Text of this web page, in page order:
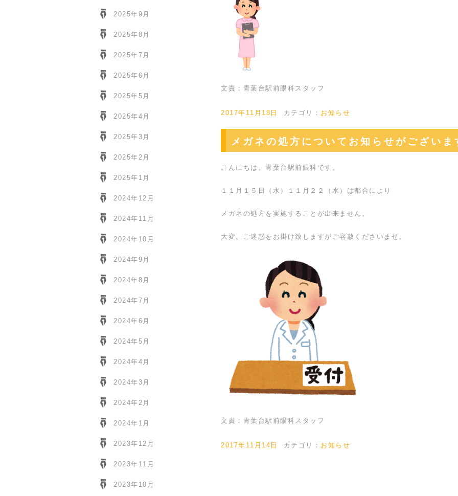
文責：青葉台駅前眼科スタッフ
2017年11月18日 カテゴリ： お知らせ
メガネの処方についてお知らせがございま
こんにちは。青葉台駅前眼科です。
１１月１５日（水）１１月２２（水）は都合により
メガネの処方を実施することが出来ません。
大変、ご迷惑をお掛け致しますがご容赦くださいませ。
文責：青葉台駅前眼科スタッフ
2017年11月14日 カテゴリ： お知らせ
2025年9月
2025年8月
2025年7月
2025年6月
2025年5月
2025年4月
2025年3月
2025年2月
2025年1月
2024年12月
2024年11月
2024年10月
2024年9月
2024年8月
2024年7月
2024年6月
2024年5月
2024年4月
2024年3月
2024年2月
2024年1月
2023年12月
2023年11月
2023年10月